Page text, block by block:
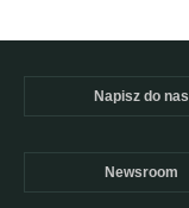
Napisz do nas
Newsroom